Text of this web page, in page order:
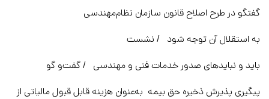
گفتگو در طرح اصلاح قانون سازمان نظام‌مهندسی
به استقلال آن توجه شود / نشست
باید و نبایدهای صدور خدمات فنی و مهندسی / گفت‌و گو
پیگیری پذیرش ذخیره حق بیمه به‌عنوان هزینه قابل قبول مالیاتی از